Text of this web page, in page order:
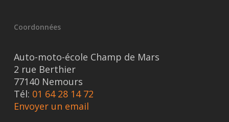
Coordonnées
Auto-moto-école Champ de Mars
2 rue Berthier
77140 Nemours
Tél: 01 64 28 14 72
Envoyer un email